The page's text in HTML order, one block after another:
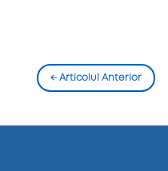
←Articolul Anterior